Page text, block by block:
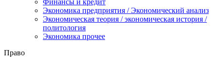
Экономика предприятия / Экономический анализ
Экономическая теория / экономическая история /
политология
Экономика прочее
Право